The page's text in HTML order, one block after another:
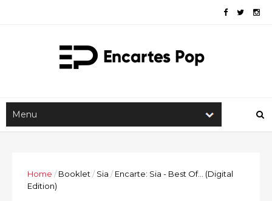
Home / Booklet / Sia / Encarte: Sia - Best Of... (Digital
Edition)